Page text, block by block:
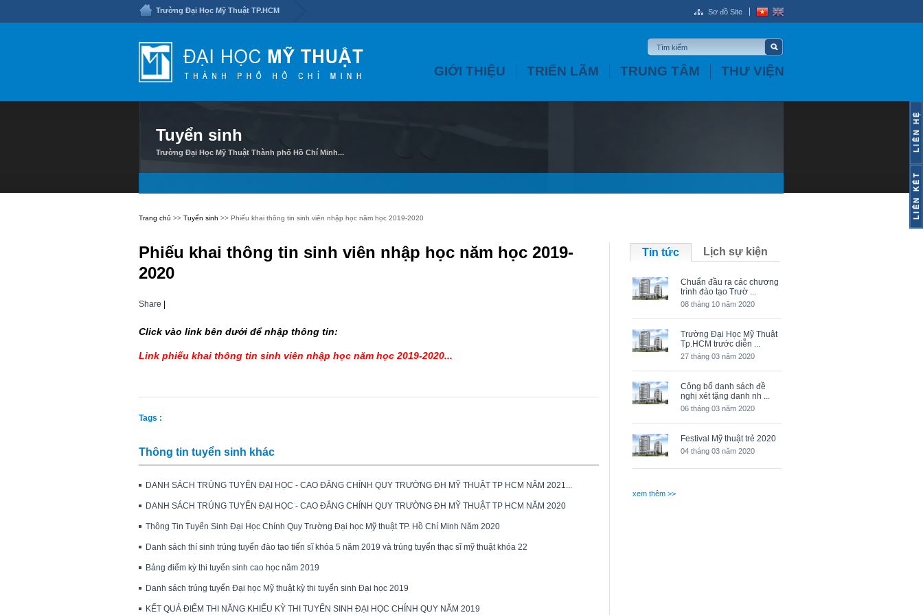
Trường Đại Học Mỹ Thuật TP.HCM Sơ đồ Site
THƯ VIỆN
TRUNG TÂM
TRIỂN LÃM
GIỚI THIỆU
Tuyển sinh
Trường Đại Học Mỹ Thuật Thành phố Hồ Chí Minh...
Trang chủ >> Tuyển sinh >> Phiếu khai thông tin sinh viên nhập học năm học 2019-2020
Phiếu khai thông tin sinh viên nhập học năm học 2019-
2020
Share
Click vào link bên dưới để nhập thông tin:
Link phiếu khai thông tin sinh viên nhập học năm học 2019-2020...
Tags :
Thông tin tuyển sinh khác
DANH SÁCH TRÚNG TUYỂN ĐẠI HỌC - CAO ĐẲNG CHÍNH QUY TRƯỜNG ĐH MỸ THUẬT TP HCM NĂM 2021...
DANH SÁCH TRÚNG TUYỂN ĐẠI HỌC - CAO ĐẲNG CHÍNH QUY TRƯỜNG ĐH MỸ THUẬT TP HCM NĂM 2020
Thông Tin Tuyển Sinh Đại Học Chính Quy Trường Đại học Mỹ thuật TP. Hồ Chí Minh Năm 2020
Danh sách thí sinh trúng tuyển đào tạo tiến sĩ khóa 5 năm 2019 và trúng tuyển thạc sĩ mỹ thuật khóa 22
Bảng điểm kỳ thi tuyển sinh cao học năm 2019
Danh sách trúng tuyển Đại học Mỹ thuật kỳ thi tuyển sinh Đại học 2019
KẾT QUẢ ĐIỂM THI NĂNG KHIẾU KỲ THI TUYỂN SINH ĐẠI HỌC CHÍNH QUY NĂM 2019
Tin tức Lịch sự kiện
Chuẩn đầu ra các chương
trình đào tạo Trườ ...
08 tháng 10 năm 2020
Trường Đại Học Mỹ Thuật
Tp.HCM trước diễn ...
27 tháng 03 năm 2020
Công bố danh sách đề
nghị xét tặng danh nh ...
06 tháng 03 năm 2020
Festival Mỹ thuật trẻ 2020
04 tháng 03 năm 2020
xem thêm >>